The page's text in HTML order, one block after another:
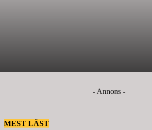
- Annons -
MEST LÄST